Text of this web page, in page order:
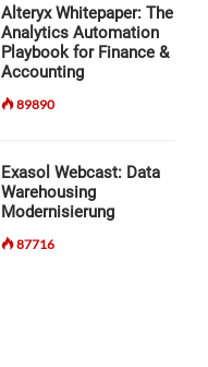
Alteryx Whitepaper: The
Analytics Automation
Playbook for Finance &
Accounting
89890
Exasol Webcast: Data
Warehousing
Modernisierung
87716